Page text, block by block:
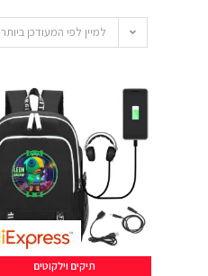
למיין לפי המעודכן ביותר
תיקים וילקוטים